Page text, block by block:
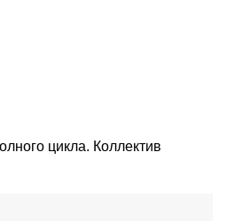
цикла. Коллектив